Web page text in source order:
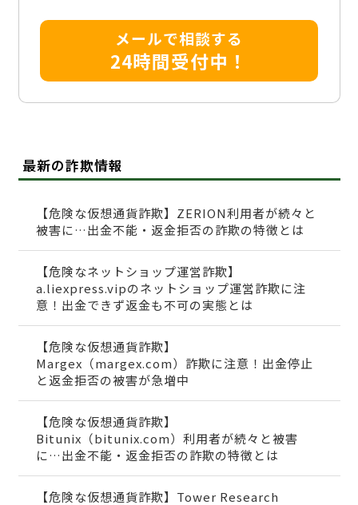
メールで相談する
24時間受付中！
最新の詐欺情報
【危険な仮想通貨詐欺】ZERION利用者が続々と
被害に…出金不能・返金拒否の詐欺の特徴とは
【危険なネットショップ運営詐欺】
a.liexpress.vipのネットショップ運営詐欺に注
意！出金できず返金も不可の実態とは
【危険な仮想通貨詐欺】
Margex（margex.com）詐欺に注意！出金停止
と返金拒否の被害が急増中
【危険な仮想通貨詐欺】
Bitunix（bitunix.com）利用者が続々と被害
に…出金不能・返金拒否の詐欺の特徴とは
【危険な仮想通貨詐欺】Tower Research